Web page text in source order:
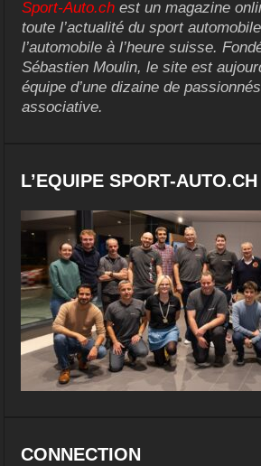
Sport-Auto.ch est un magazine
toute l’actualité du sport
l’automobile à l’heure suisse.
Sébastien Moulin, le site est
équipe d’une dizaine de
associative.
L’EQUIPE SPORT-AUTO.CH
CONNECTION